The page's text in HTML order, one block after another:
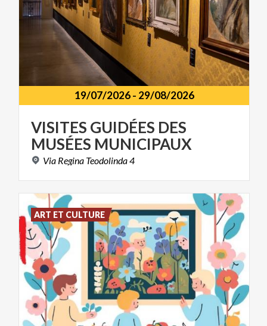
19/07/2026- 29/08/2026
VISITES GUIDÉES DES
MUSÉES MUNICIPAUX
Via Regina Teodolinda4
ART ET CULTURE